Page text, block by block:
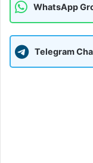
WhatsApp
Telegram